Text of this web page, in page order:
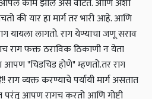
आपले काम झाले असे वाटते. आणि अशा
की यार हा मार्ग तर भारी आहे. आणि
यायला लागतो. राग येण्याचा जणू सराव
राग फक्त ठराविक ठिकाणी न येता
आपण "चिडचिड होणे" म्हणतो.तर राग
राग व्यक्त करण्याचे पर्यायी मार्ग असतात